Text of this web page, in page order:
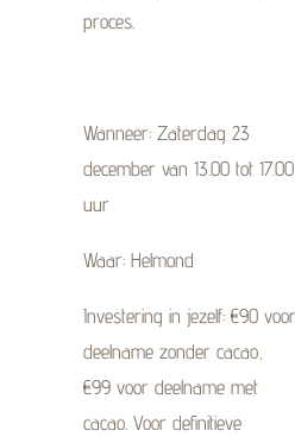
proces.
Wanneer: Zaterdag 23
december van 13.00 tot 17.00
uur
Waar: Helmond
Investering in jezelf: €90 voor
deelname zonder cacao,
€99 voor deelname met
cacao. Voor definitieve